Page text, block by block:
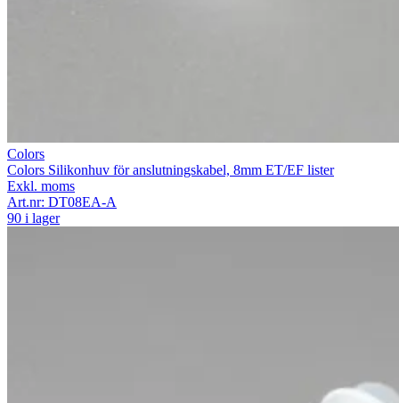
Colors
Colors Silikonhuv för anslutningskabel, 8mm ET/EF lister
Exkl. moms
Art.nr: DT08EA-A
90 i lager